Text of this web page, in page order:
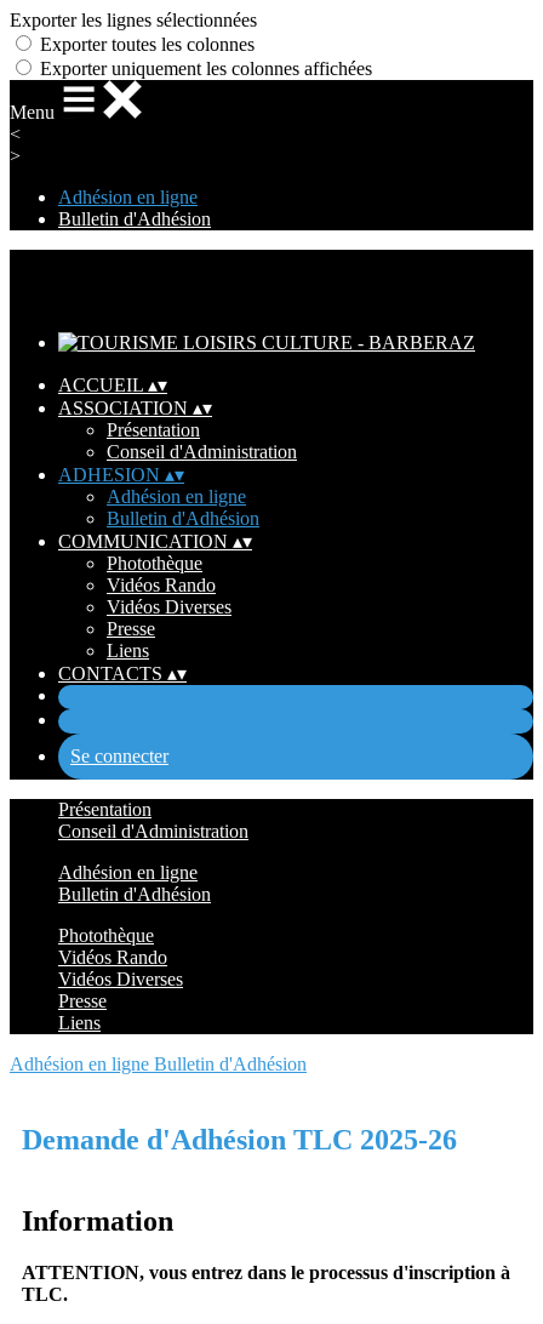
Exporter les lignes sélectionnées
Exporter toutes les colonnes
Exporter uniquement les colonnes affichées
Menu
<
>
Adhésion en ligne
Bulletin d'Adhésion
ACCUEIL ▴▾
ASSOCIATION ▴▾
Présentation
Conseil d'Administration
ADHESION ▴▾
Adhésion en ligne
Bulletin d'Adhésion
COMMUNICATION ▴▾
Photothèque
Vidéos Rando
Vidéos Diverses
Presse
Liens
CONTACTS ▴▾
Se connecter
Présentation
Conseil d'Administration
Adhésion en ligne
Bulletin d'Adhésion
Photothèque
Vidéos Rando
Vidéos Diverses
Presse
Liens
Adhésion en ligne Bulletin d'Adhésion
Demande d'Adhésion TLC 2025-26
Information
ATTENTION, vous entrez dans le processus d'inscription à
TLC.